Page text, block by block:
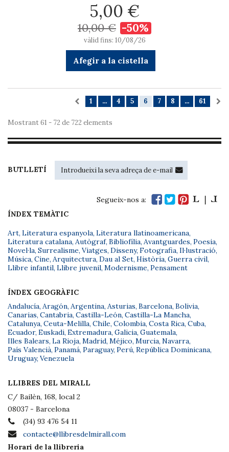
5,00 €
10,00 € -50%
vàlid fins: 10/08/26
Afegir a la cistella
1 ... 4 5 6 7 8 ... 61
Mostrant 61 - 72 de 722 elements
BUTLLETÍ
Segueix-nos a:
ÍNDEX TEMÀTIC
Art, Literatura espanyola, Literatura llatinoamericana,
Literatura catalana, Autògraf, Bibliofília, Avantguardes, Poesia,
Novel·la, Surrealisme, Viatges, Disseny, Fotografia, Il·lustració,
Música, Cine, Arquitectura, Dau al Set, Història, Guerra civil,
Llibre infantil, Llibre juvenil, Modernisme, Pensament
ÍNDEX GEOGRÀFIC
Andalucía, Aragón, Argentina, Asturias, Barcelona, Bolivia,
Canarias, Cantabria, Castilla-León, Castilla-La Mancha,
Catalunya, Ceuta-Melilla, Chile, Colombia, Costa Rica, Cuba,
Ecuador, Euskadi, Extremadura, Galicia, Guatemala,
Illes Balears, La Rioja, Madrid, Méjico, Murcia, Navarra,
País Valencià, Panamá, Paraguay, Perú, República Dominicana,
Uruguay, Venezuela
LLIBRES DEL MIRALL
C/ Bailèn, 168, local 2
08037 - Barcelona
(34) 93 476 54 11
contacte@llibresdelmirall.com
Horari de la llibreria